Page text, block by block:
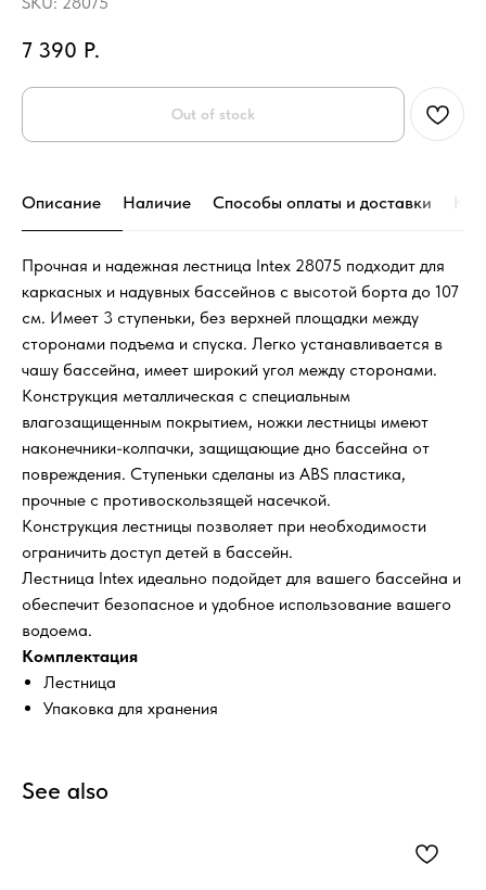
7 390 Р.
Out of stock
Описание Наличие Способы оплаты и доставки
Прочная и надежная лестница Intex 28075 подходит для
каркасных и надувных бассейнов с высотой борта до 107
см. Имеет 3 ступеньки, без верхней площадки между
сторонами подъема и спуска. Легко устанавливается в
чашу бассейна, имеет широкий угол между сторонами.
Конструкция металлическая с специальным
влагозащищенным покрытием, ножки лестницы имеют
наконечники-колпачки, защищающие дно бассейна от
повреждения. Ступеньки сделаны из ABS пластика,
прочные с противоскользящей насечкой.
Конструкция лестницы позволяет при необходимости
ограничить доступ детей в бассейн.
Лестница Intex идеально подойдет для вашего бассейна и
обеспечит безопасное и удобное использование вашего
водоема.
Комплектация
Лестница
Упаковка для хранения
See also